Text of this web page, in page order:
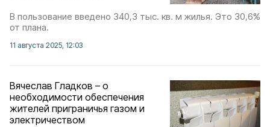
В пользование введено 340,3 тыс. кв. м жилья. Это 30,6%
от плана.
11 августа 2025, 12:03
Вячеслав Гладков – о
необходимости обеспечения
жителей приграничья газом и
электричеством